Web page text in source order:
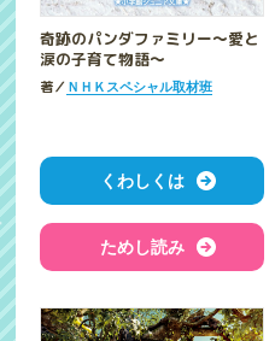
奇跡のパンダファミリー～愛と
涙の子育て物語～
著／ ＮＨＫスペシャル取材班
くわしくは
ためし読み